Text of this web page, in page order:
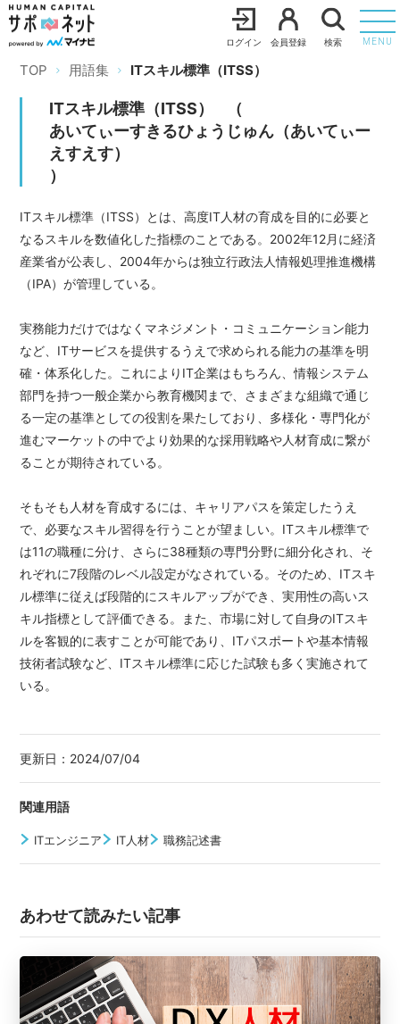
ログイン 会員登録 検索 MENU
TOP 用語集 ITスキル標準（ITSS）
ITスキル標準（ITSS）
（
あいてぃーすきるひょうじゅん（あいてぃー
えすえす）
）
ITスキル標準（ITSS）とは、高度IT人材の育成を目的に必要と
なるスキルを数値化した指標のことである。2002年12月に経済
産業省が公表し、2004年からは独立行政法人情報処理推進機構
（IPA）が管理している。
実務能力だけではなくマネジメント・コミュニケーション能力
など、ITサービスを提供するうえで求められる能力の基準を明
確・体系化した。これによりIT企業はもちろん、情報システム
部門を持つ一般企業から教育機関まで、さまざまな組織で通じ
る一定の基準としての役割を果たしており、多様化・専門化が
進むマーケットの中でより効果的な採用戦略や人材育成に繋が
ることが期待されている。
そもそも人材を育成するには、キャリアパスを策定したうえ
で、必要なスキル習得を行うことが望ましい。ITスキル標準で
は11の職種に分け、さらに38種類の専門分野に細分化され、そ
れぞれに7段階のレベル設定がなされている。そのため、ITスキ
ル標準に従えば段階的にスキルアップができ、実用性の高いス
キル指標として評価できる。また、市場に対して自身のITスキ
ルを客観的に表すことが可能であり、ITパスポートや基本情報
技術者試験など、ITスキル標準に応じた試験も多く実施されて
いる。
更新日： 2024/07/04
関連用語
ITエンジニア IT人材 職務記述書
あわせて読みたい記事